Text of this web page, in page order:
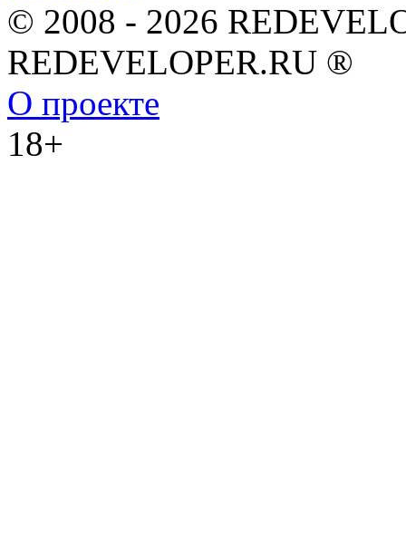
© 2008 - 2026
REDEVELOPER.RU ®
О проекте
18+